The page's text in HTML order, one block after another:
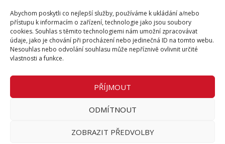
Abychom poskytli co nejlepší služby, používáme k ukládání a/nebo
přístupu k informacím o zařízení, technologie jako jsou soubory
cookies. Souhlas s těmito technologiemi nám umožní zpracovávat
údaje, jako je chování při procházení nebo jedinečná ID na tomto webu.
Nesouhlas nebo odvolání souhlasu může nepříznivě ovlivnit určité
vlastnosti a funkce.
PŘÍJMOUT
ODMÍTNOUT
ZOBRAZIT PŘEDVOLBY
Bezpečněji přes Lidickou
3. 8. 2026
Zásady cookies (EU)
Zásady ochrany osobních údajů
Inzerce v tištěném periodiku